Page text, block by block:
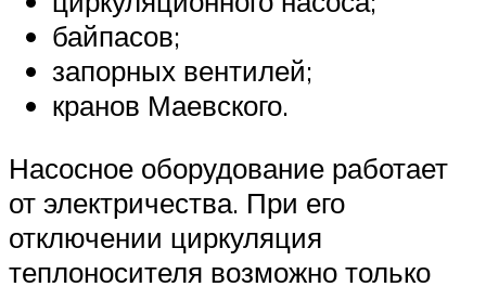
байпасов;
запорных вентилей;
кранов Маевского.
Насосное оборудование работает
от электричества. При его
отключении циркуляция
теплоносителя возможно только